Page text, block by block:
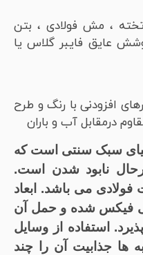
، مش فولادی ، بتن
عایق فایبر گلاس یا
افزودنی با رنگ و طرح
درمقابل آب و باران
سبک سنتی است که
نابود شدن است.
می باشد. ابعاد
فیکس شده و حمل آن
استفاده از وسایل
ها جذابیت آن را چند